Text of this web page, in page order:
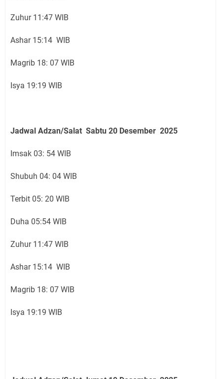
Zuhur 11:47 WIB
Ashar 15:14 WIB
Magrib 18: 07 WIB
Isya 19:19 WIB
Jadwal Adzan/Salat Sabtu 20 Desember 2025
Imsak 03: 54 WIB
Shubuh 04: 04 WIB
Terbit 05: 20 WIB
Duha 05:54 WIB
Zuhur 11:47 WIB
Ashar 15:14 WIB
Magrib 18: 07 WIB
Isya 19:19 WIB